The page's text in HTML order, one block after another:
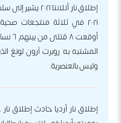
٢٠٢١ في ثلاثة منتجعات
المشتبه به روبرت آرون لونغ
وليس بالعنصرية.